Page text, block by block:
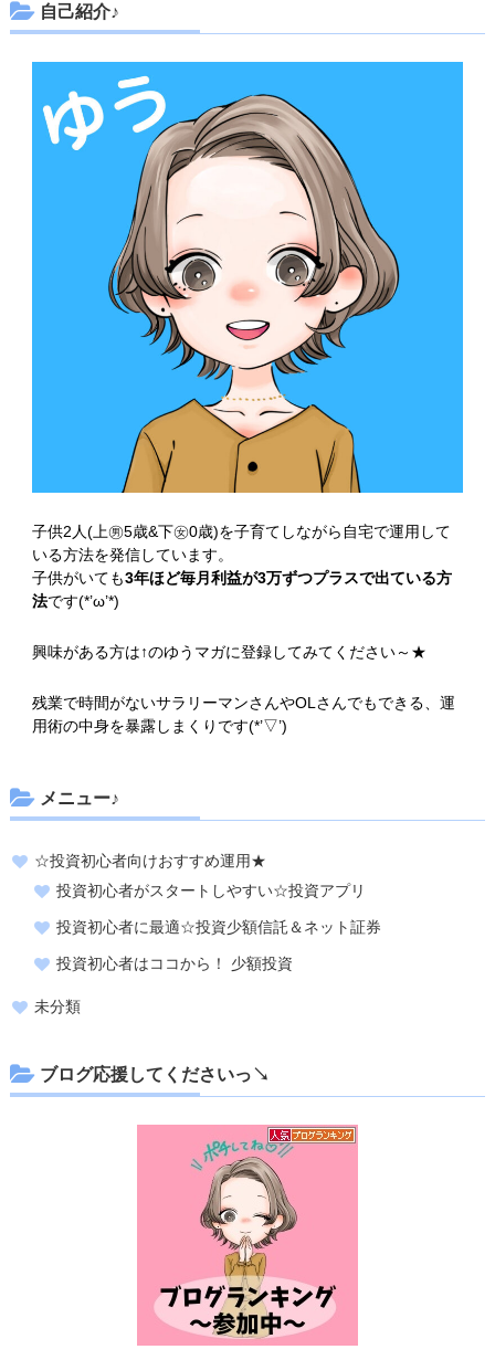
自己紹介♪
子供2人(上㊚5歳&下㊛0歳)を子育てしながら自宅で運用して
いる方法を発信しています。
子供がいても3年ほど毎月利益が3万ずつプラスで出ている方
法です(*’ω’*)
興味がある方は↑のゆうマガに登録してみてください～★
残業で時間がないサラリーマンさんやOLさんでもできる、運
用術の中身を暴露しまくりです(*’▽’)
メニュー♪
☆投資初心者向けおすすめ運用★
投資初心者がスタートしやすい☆投資アプリ
投資初心者に最適☆投資少額信託＆ネット証券
投資初心者はココから！ 少額投資
未分類
ブログ応援してくださいっ↘